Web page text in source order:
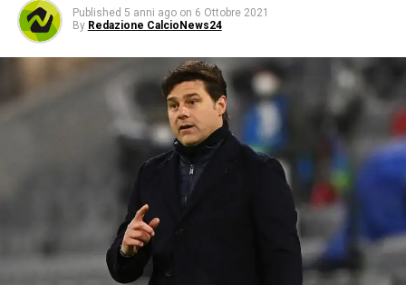
Published 5 anni ago on 6 Ottobre 2021
By Redazione CalcioNews24